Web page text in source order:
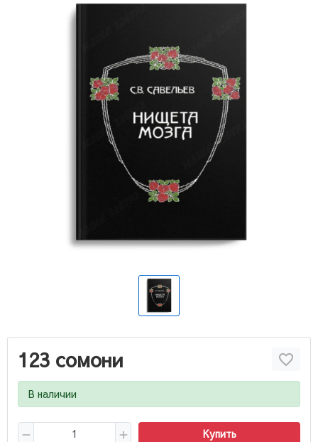
123 сомони
В наличии
Купить